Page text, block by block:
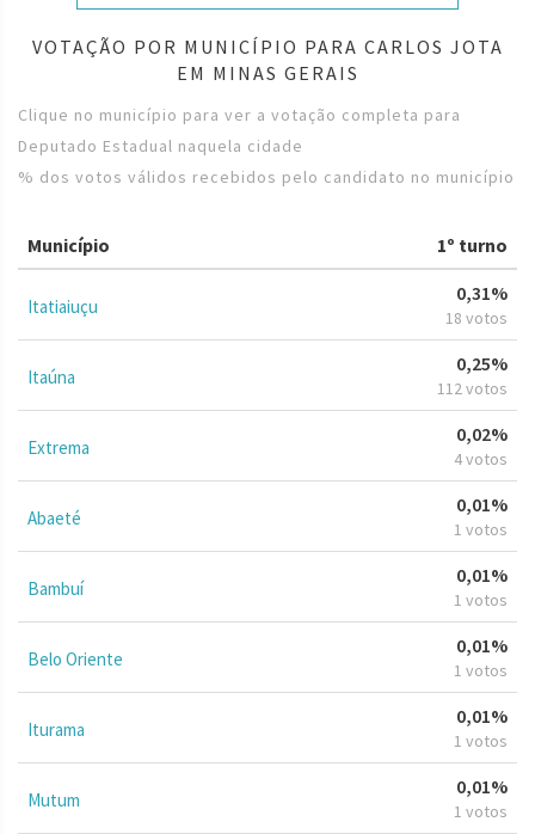
VOTAÇÃO POR MUNICÍPIO PARA CARLOS JOTA
EM MINAS GERAIS
Clique no município para ver a votação completa para
Deputado Estadual naquela cidade
% dos votos válidos recebidos pelo candidato no município
Município 1º turno
Itatiaiuçu
0,31%
18 votos
Itaúna
0,25%
112 votos
Extrema
0,02%
4 votos
Abaeté
0,01%
1 votos
Bambuí
0,01%
1 votos
Belo Oriente
0,01%
1 votos
Iturama
0,01%
1 votos
Mutum
0,01%
1 votos